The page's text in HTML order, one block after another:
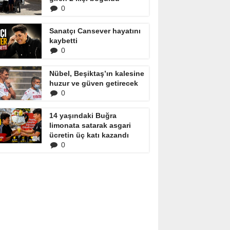
0
Sanatçı Cansever hayatını
kaybetti
0
Nübel, Beşiktaş’ın kalesine
huzur ve güven getirecek
0
14 yaşındaki Buğra
limonata satarak asgari
ücretin üç katı kazandı
0